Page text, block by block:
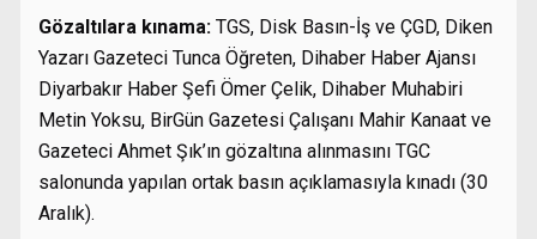
Gözaltılara kınama: TGS, Disk Basın-İş ve ÇGD, Diken
Yazarı Gazeteci Tunca Öğreten, Dihaber Haber Ajansı
Diyarbakır Haber Şefi Ömer Çelik, Dihaber Muhabiri
Metin Yoksu, BirGün Gazetesi Çalışanı Mahir Kanaat ve
Gazeteci Ahmet Şık’ın gözaltına alınmasını TGC
salonunda yapılan ortak basın açıklamasıyla kınadı (30
Aralık).